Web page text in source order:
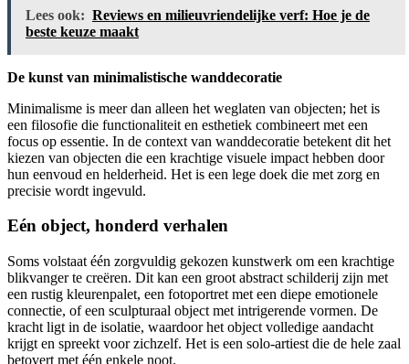
Lees ook: Reviews en milieuvriendelijke verf: Hoe je de
beste keuze maakt
De kunst van minimalistische wanddecoratie
Minimalisme is meer dan alleen het weglaten van objecten; het is
een filosofie die functionaliteit en esthetiek combineert met een
focus op essentie. In de context van wanddecoratie betekent dit het
kiezen van objecten die een krachtige visuele impact hebben door
hun eenvoud en helderheid. Het is een lege doek die met zorg en
precisie wordt ingevuld.
Eén object, honderd verhalen
Soms volstaat één zorgvuldig gekozen kunstwerk om een krachtige
blikvanger te creëren. Dit kan een groot abstract schilderij zijn met
een rustig kleurenpalet, een fotoportret met een diepe emotionele
connectie, of een sculpturaal object met intrigerende vormen. De
kracht ligt in de isolatie, waardoor het object volledige aandacht
krijgt en spreekt voor zichzelf. Het is een solo-artiest die de hele zaal
betovert met één enkele noot.